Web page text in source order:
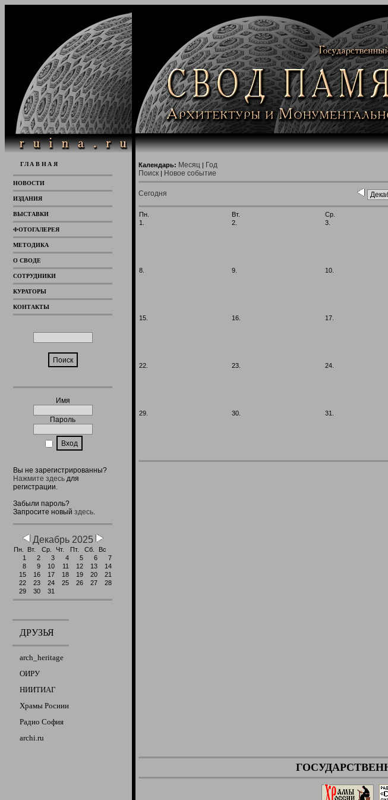
ГЛАВНАЯ
НОВОСТИ
ИЗДАНИЯ
ВЫСТАВКИ
ФОТОГАЛЕРЕЯ
МЕТОДИКА
О СВОДЕ
СОТРУДНИКИ
КУРАТОРЫ
КОНТАКТЫ
Имя
Пароль
Вы не зарегистрированны?
Нажмите здесь для
регистрации.
Забыли пароль?
Запросите новый здесь.
Декабрь 2025
Пн. Вт. Ср. Чт. Пт. Сб.
Вс
1
2 3 4 5 6
7
8
9 10 11 12 13
14
15
16 17 18 19 20
21
22
23 24 25 26 27
28
29
30 31
ДРУЗЬЯ
arch_heritage
ОИРУ
НИИТИАГ
Храмы Росиии
Радио София
archi.ru
Календарь: Месяц | Год
Поиск | Новое событие
Сегодня
Пн. Вт. Ср.
1.
2. 3.
8. 9. 10.
15. 16. 17.
22. 23. 24.
29. 30. 31.